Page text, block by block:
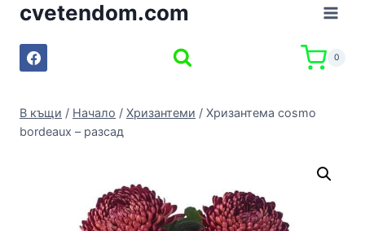
Къмcvetendom.com
0
В къщи / Начало / Хризантеми / Хризантема cosmo
bordeaux – разсад